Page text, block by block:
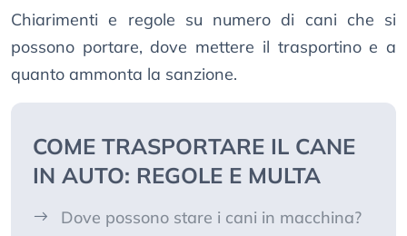
Chiarimenti e regole su numero di cani che si
possono portare, dove mettere il trasportino e a
quanto ammonta la sanzione.
COME TRASPORTARE IL CANE
IN AUTO: REGOLE E MULTA
Dove possono stare i cani in macchina?